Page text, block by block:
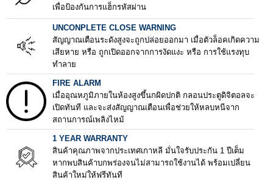
เพื่อป้องกันการแฮ็กรหัสผ่าน
UNCONPLETE CLOSE WARNING
สัญญาณเตือนระดังสูงจะถูกปล่อยออกมา เมื่อตัวล็อคเกิดความ
เสียหาย หรือ ถูกเปิดออกจากการงัดแงะ หรือ การใช้แรงทุบ
ทำลาย
FIRE ALARM
เมื่ออุณหภูมิภายในห้องสูงขึ้นกผิดปกติ กลอนประตูดิจิตอลจะ
เปิดทันที และจะส่งสัญญาณเตือนเพื่อช่วยให้หลบหนีจาก
สถานการณ์เพลิงไหม้
1 YEAR WARRANTY
สินค้าคุณภาพจากประเทศเกาหลี มั่นใจรับประกัน 1 ปีเต็ม
หากพบสินค้าบกพร่องจนไม่สามารถใช้งานได้ พร้อมเปลี่ยน
สินค้าใหม่ให้ฟรีทันที